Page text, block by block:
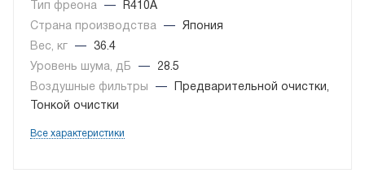
Тип фреона
—
R410A
Страна производства
—
Япония
Вес, кг
—
36.4
Уровень шума, дБ
—
28.5
Воздушные фильтры
—
Предварительной очистки,
Тонкой очистки
Все характеристики